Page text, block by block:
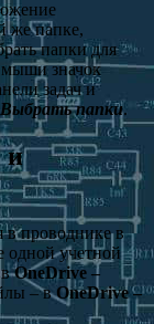
же папке,
папки для
значок
задач и
Выбрать папки.
и
в проводнике в
одной учетной
вOneDrive –
– вOneDrive –